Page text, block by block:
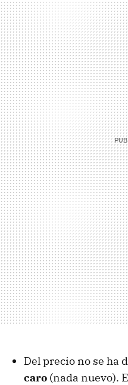
Del precio no se ha
caro (nada nuevo).